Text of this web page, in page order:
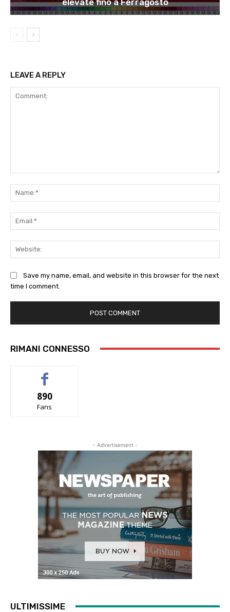
LEAVE A REPLY
Save my name, email, and website in this browser for the next
time I comment.
RIMANI CONNESSO
890
Fans
- Advertisement -
ULTIMISSIME